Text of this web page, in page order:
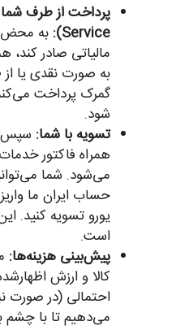
Service):
به محض
به صورت نقدی یا
گمرک پرداخت
شود.
تسویه با شما: سپس
همراه فاکتور
می‌شود. شما
حساب ایران ما
یورو تسویه کنید.
است.
پیش‌بینی هزینه‌ها:
کالا و ارزش
احتمالی (در صورت
می‌دهیم تا با چشم